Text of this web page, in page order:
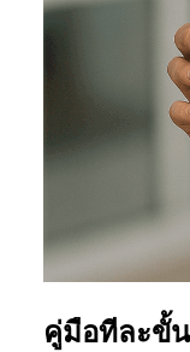
คู่มือทีละขั้